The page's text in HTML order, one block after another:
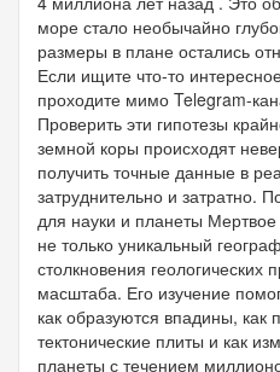
море стало необычайно
размеры в плане остались
Если ищите что-то
проходите мимо Telegram-
Проверить эти гипотезы
земной коры происходят
получить точные данные в
затруднительно и затратно.
для науки и планеты
не только уникальный
столкновения геологических
масштаба. Его изучение
как образуются впадины,
тектонические плиты и как
планеты с течением